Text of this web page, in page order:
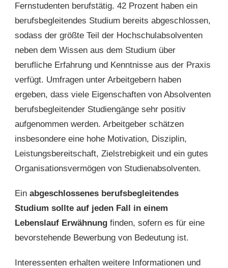
Fernstudenten berufstätig. 42 Prozent haben ein
berufsbegleitendes Studium bereits abgeschlossen,
sodass der größte Teil der Hochschulabsolventen
neben dem Wissen aus dem Studium über
berufliche Erfahrung und Kenntnisse aus der Praxis
verfügt. Umfragen unter Arbeitgebern haben
ergeben, dass viele Eigenschaften von Absolventen
berufsbegleitender Studiengänge sehr positiv
aufgenommen werden. Arbeitgeber schätzen
insbesondere eine hohe Motivation, Disziplin,
Leistungsbereitschaft, Zielstrebigkeit und ein gutes
Organisationsvermögen von Studienabsolventen.
Ein abgeschlossenes berufsbegleitendes
Studium sollte auf jeden Fall in einem
Lebenslauf Erwähnung finden, sofern es für eine
bevorstehende Bewerbung von Bedeutung ist.
Interessenten erhalten weitere Informationen und